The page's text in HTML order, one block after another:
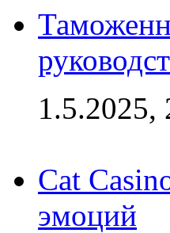
1.5.2025,
Cat
эмоций